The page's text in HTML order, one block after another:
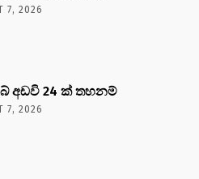
7, 2026
අඩවි 24 ක් තහනම්
7, 2026